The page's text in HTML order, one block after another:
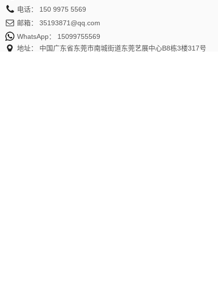
电话： 150 9975 5569
邮箱： 35193871@qq.com
WhatsApp： 15099755569
地址： 中国广东省东莞市南城街道东莞艺展中心B8栋3楼317号